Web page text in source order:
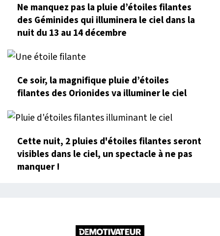
Ne manquez pas la pluie d’étoiles filantes
des Géminides qui illuminera le ciel dans la
nuit du 13 au 14 décembre
Ce soir, la magnifique pluie d’étoiles
filantes des Orionides va illuminer le ciel
Cette nuit, 2 pluies d'étoiles filantes seront
visibles dans le ciel, un spectacle à ne pas
manquer !